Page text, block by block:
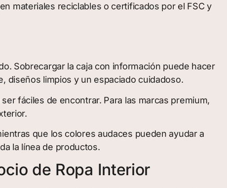
materiales reciclables o certificados por el FSC y
Sobrecargar la caja con información puede hacer
diseños limpios y un espaciado cuidadoso.
fáciles de encontrar. Para las marcas premium,
que los colores audaces pueden ayudar a
la línea de productos.
de Ropa Interior